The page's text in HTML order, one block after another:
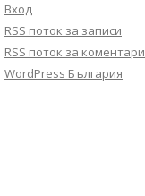
Вход
RSS поток за записи
RSS поток за коментари
WordPress България